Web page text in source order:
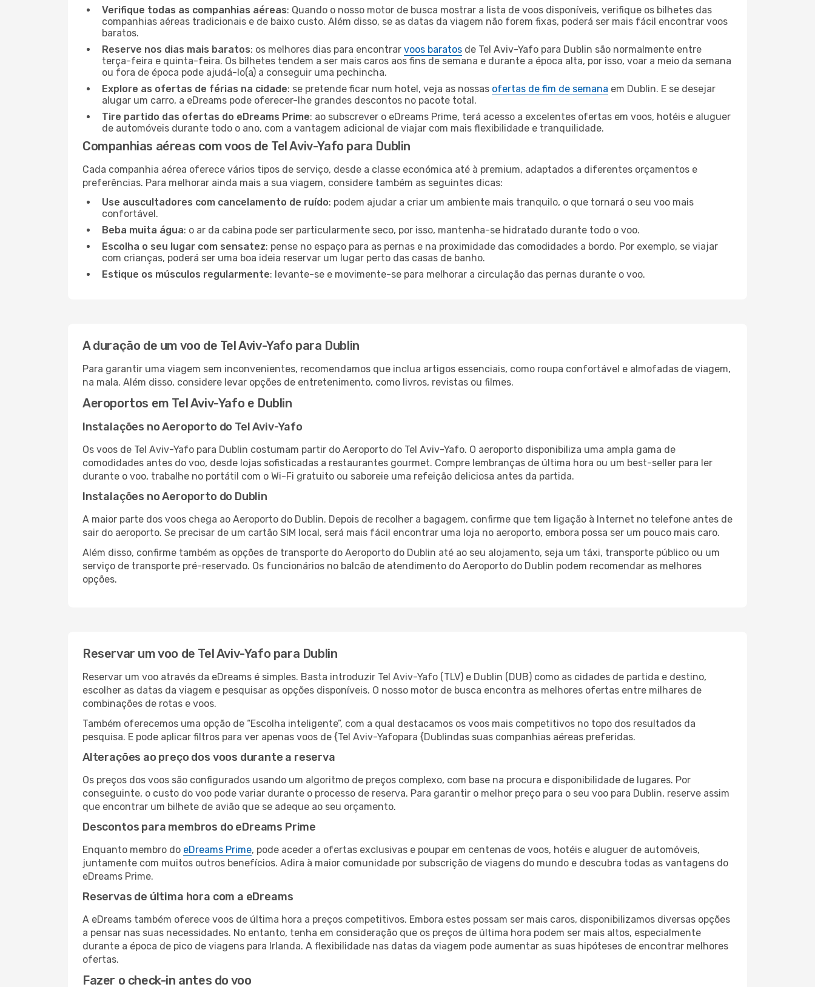
Verifique todas as companhias aéreas: Quando o nosso motor de busca mostrar a lista de voos disponíveis, verifique os bilhetes das
companhias aéreas tradicionais e de baixo custo. Além disso, se as datas da viagem não forem fixas, poderá ser mais fácil encontrar voos
baratos.
Reserve nos dias mais baratos: os melhores dias para encontrar voos baratos de Tel Aviv-Yafo para Dublin são normalmente entre
terça-feira e quinta-feira. Os bilhetes tendem a ser mais caros aos fins de semana e durante a época alta, por isso, voar a meio da semana
ou fora de época pode ajudá-lo(a) a conseguir uma pechincha.
Explore as ofertas de férias na cidade: se pretende ficar num hotel, veja as nossas ofertas de fim de semana em Dublin. E se desejar
alugar um carro, a eDreams pode oferecer-lhe grandes descontos no pacote total.
Tire partido das ofertas do eDreams Prime: ao subscrever o eDreams Prime, terá acesso a excelentes ofertas em voos, hotéis e aluguer
de automóveis durante todo o ano, com a vantagem adicional de viajar com mais flexibilidade e tranquilidade.
Companhias aéreas com voos de Tel Aviv-Yafo para Dublin
Cada companhia aérea oferece vários tipos de serviço, desde a classe económica até à premium, adaptados a diferentes orçamentos e
preferências. Para melhorar ainda mais a sua viagem, considere também as seguintes dicas:
Use auscultadores com cancelamento de ruído: podem ajudar a criar um ambiente mais tranquilo, o que tornará o seu voo mais
confortável.
Beba muita água: o ar da cabina pode ser particularmente seco, por isso, mantenha-se hidratado durante todo o voo.
Escolha o seu lugar com sensatez: pense no espaço para as pernas e na proximidade das comodidades a bordo. Por exemplo, se viajar
com crianças, poderá ser uma boa ideia reservar um lugar perto das casas de banho.
Estique os músculos regularmente: levante-se e movimente-se para melhorar a circulação das pernas durante o voo.
A duração de um voo de Tel Aviv-Yafo para Dublin
Para garantir uma viagem sem inconvenientes, recomendamos que inclua artigos essenciais, como roupa confortável e almofadas de viagem,
na mala. Além disso, considere levar opções de entretenimento, como livros, revistas ou filmes.
Aeroportos em Tel Aviv-Yafo e Dublin
Instalações no Aeroporto do Tel Aviv-Yafo
Os voos de Tel Aviv-Yafo para Dublin costumam partir do Aeroporto do Tel Aviv-Yafo. O aeroporto disponibiliza uma ampla gama de
comodidades antes do voo, desde lojas sofisticadas a restaurantes gourmet. Compre lembranças de última hora ou um best-seller para ler
durante o voo, trabalhe no portátil com o Wi-Fi gratuito ou saboreie uma refeição deliciosa antes da partida.
Instalações no Aeroporto do Dublin
A maior parte dos voos chega ao Aeroporto do Dublin. Depois de recolher a bagagem, confirme que tem ligação à Internet no telefone antes de
sair do aeroporto. Se precisar de um cartão SIM local, será mais fácil encontrar uma loja no aeroporto, embora possa ser um pouco mais caro.
Além disso, confirme também as opções de transporte do Aeroporto do Dublin até ao seu alojamento, seja um táxi, transporte público ou um
serviço de transporte pré-reservado. Os funcionários no balcão de atendimento do Aeroporto do Dublin podem recomendar as melhores
opções.
Reservar um voo de Tel Aviv-Yafo para Dublin
Reservar um voo através da eDreams é simples. Basta introduzir Tel Aviv-Yafo (TLV) e Dublin (DUB) como as cidades de partida e destino,
escolher as datas da viagem e pesquisar as opções disponíveis. O nosso motor de busca encontra as melhores ofertas entre milhares de
combinações de rotas e voos.
Também oferecemos uma opção de “Escolha inteligente”, com a qual destacamos os voos mais competitivos no topo dos resultados da
pesquisa. E pode aplicar filtros para ver apenas voos de {Tel Aviv-Yafopara {Dublindas suas companhias aéreas preferidas.
Alterações ao preço dos voos durante a reserva
Os preços dos voos são configurados usando um algoritmo de preços complexo, com base na procura e disponibilidade de lugares. Por
conseguinte, o custo do voo pode variar durante o processo de reserva. Para garantir o melhor preço para o seu voo para Dublin, reserve assim
que encontrar um bilhete de avião que se adeque ao seu orçamento.
Descontos para membros do eDreams Prime
Enquanto membro do eDreams Prime, pode aceder a ofertas exclusivas e poupar em centenas de voos, hotéis e aluguer de automóveis,
juntamente com muitos outros benefícios. Adira à maior comunidade por subscrição de viagens do mundo e descubra todas as vantagens do
eDreams Prime.
Reservas de última hora com a eDreams
A eDreams também oferece voos de última hora a preços competitivos. Embora estes possam ser mais caros, disponibilizamos diversas opções
a pensar nas suas necessidades. No entanto, tenha em consideração que os preços de última hora podem ser mais altos, especialmente
durante a época de pico de viagens para Irlanda. A flexibilidade nas datas da viagem pode aumentar as suas hipóteses de encontrar melhores
ofertas.
Fazer o check-in antes do voo